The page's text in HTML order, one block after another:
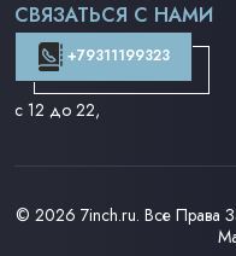
Доставка и Оплата
Контакты
СВЯЗАТЬСЯ С НАМИ
+79311199323
с 12 до 22,
© 2026 7inch.ru. Все Права